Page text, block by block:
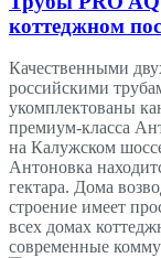
коттеджном
Качественными
российскими
укомплектованы
премиум-класса
на Калужском
Антоновка
гектара. Дома
строение имеет
всех домах
современные